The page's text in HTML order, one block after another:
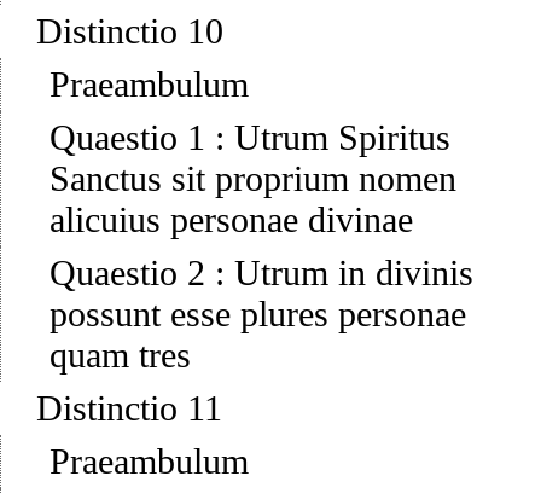
Distinctio 10
Praeambulum
Quaestio 1 : Utrum Spiritus
Sanctus sit proprium nomen
alicuius personae divinae
Quaestio 2 : Utrum in divinis
possunt esse plures personae
quam tres
Distinctio 11
Praeambulum